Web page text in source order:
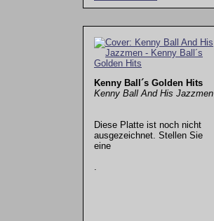
Kenny Ball´s Golden Hits
Kenny Ball And His Jazzmen
Diese Platte ist noch nicht
ausgezeichnet. Stellen Sie
eine